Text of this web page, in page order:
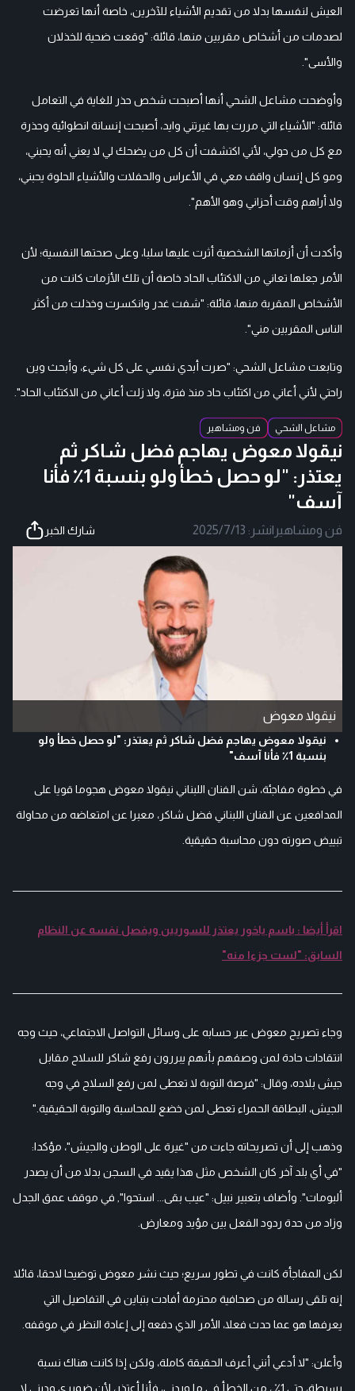
العيش لنفسها بدلا من تقديم الأشياء للآخرين، خاصة أنها تعرضت
لصدمات من أشخاص مقربين منها، قائلة: "وقعت ضحية للخذلان
والأسى".
وأوضحت مشاعل الشحي أنها أصبحت شخص حذر للغاية في التعامل
قائلة: "الأشياء التي مررت بها غيرتني وايد، أصبحت إنسانة انطوائية وحذرة
مع كل من حولي، لأني اكتشفت أن كل من يضحك لي لا يعني أنه يحبني،
ومو كل إنسان واقف معي في الأعراس والحفلات والأشياء الحلوة يحبني،
ولا أراهم وقت أحزاني وهو الأهم".
وأكدت أن أزماتها الشخصية أثرت عليها سلبا، وعلى صحتها النفسية؛ لأن
الأمر جعلها تعاني من الاكتئاب الحاد خاصة أن تلك الأزمات كانت من
الأشخاص المقربة منها، قائلة: "شفت غدر وانكسرت وخذلت من أكثر
الناس المقربين مني".
وتابعت مشاعل الشحي: "صرت أبدي نفسي على كل شيء، وأبحث وين
راحتي لأني أعاني من اكتئاب حاد منذ فترة، ولا زلت أعاني من الاكتئاب الحاد".
مشاعل الشحي فن ومشاهير
نيقولا معوض يهاجم فضل شاكر ثم
يعتذر: "لو حصل خطأ ولو بنسبة 1٪ فأنا
آسف"
فن ومشاهير |نشر: 2025/7/13 شارك الخبر
نيقولا معوض
نيقولا معوض يهاجم فضل شاكر ثم يعتذر: "لو حصل خطأ ولو
بنسبة 1٪ فأنا آسف"
في خطوة مفاجئة، شن الفنان اللبناني نيقولا معوض هجوما قويا على
المدافعين عن الفنان اللبناني فضل شاكر، معبرا عن امتعاضه من محاولة
تبييض صورته دون محاسبة حقيقية.
اقرأ أيضا : باسم ياخور يعتذر للسوريين ويفصل نفسه عن النظام
السابق: "لست جزءا منه"
وجاء تصريح معوض عبر حسابه على وسائل التواصل الاجتماعي، حيث وجه
انتقادات حادة لمن وصفهم بأنهم يبررون رفع شاكر للسلاح مقابل
جيش بلاده، وقال: "فرصة التوبة لا تعطى لمن رفع السلاح في وجه
الجيش، البطاقة الحمراء تعطى لمن خضع للمحاسبة والتوبة الحقيقية."
وذهب إلى أن تصريحاته جاءت من "غيرة على الوطن والجيش"، مؤكدا:
"في أي بلد آخر كان الشخص مثل هذا يقيد في السجن بدلا من أن يصدر
ألبومات". وأضاف بتعبير نبيل: "عيب بقى... استحوا", في موقف عمق الجدل
وزاد من حدة ردود الفعل بين مؤيد ومعارض.
لكن المفاجأة كانت في تطور سريع؛ حيث نشر معوض توضيحا لاحقا، قائلا
إنه تلقى رسالة من صحافية محترمة أفادت بتباين في التفاصيل التي
يعرفها هو عما حدث فعلا، الأمر الذي دفعه إلى إعادة النظر في موقفه.
وأعلن: "لا أدعي أنني أعرف الحقيقة كاملة، ولكن إذا كانت هناك نسبة
بسيطة، حتى 1٪ ، من الخطأ في ما وردني، فأنا أعتذر، لأن ضميري وديني لا